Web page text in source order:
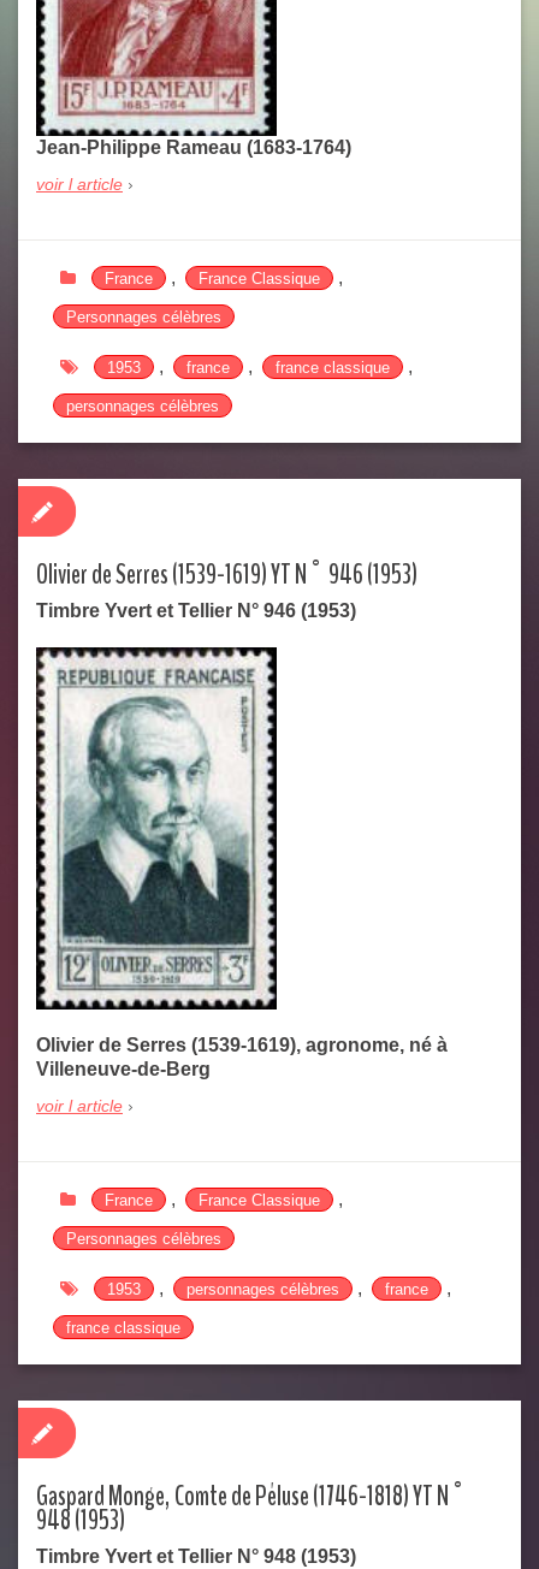
Jean-Philippe Rameau (1683-1764)
voir l article
France , France Classique ,
Personnages célèbres
1953 , france , france classique ,
personnages célèbres
Olivier de Serres (1539-1619) YT N° 946 (1953)
Timbre Yvert et Tellier N° 946 (1953)
Olivier de Serres (1539-1619), agronome, né à
Villeneuve-de-Berg
voir l article
France , France Classique ,
Personnages célèbres
1953 , personnages célèbres , france ,
france classique
Gaspard Monge, Comte de Péluse (1746-1818) YT N°
948 (1953)
Timbre Yvert et Tellier N° 948 (1953)